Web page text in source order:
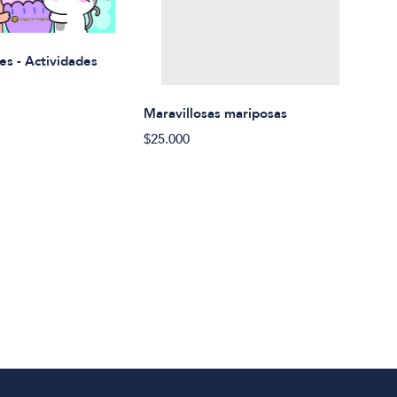
- Actividades
Maravillosas mariposas
$25.000